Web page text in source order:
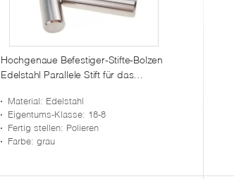
Hochgenaue Befestiger-Stifte-Bolzen
Edelstahl Parallele Stift für das
Millimeter
Material: Edelstahl
Eigentums-Klasse: 18-8
Fertig stellen: Polieren
Farbe: grau